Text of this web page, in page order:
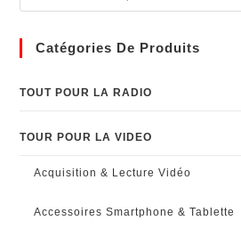
Catégories De Produits
TOUT POUR LA RADIO
TOUR POUR LA VIDEO
Acquisition & Lecture Vidéo
Accessoires Smartphone & Tablette